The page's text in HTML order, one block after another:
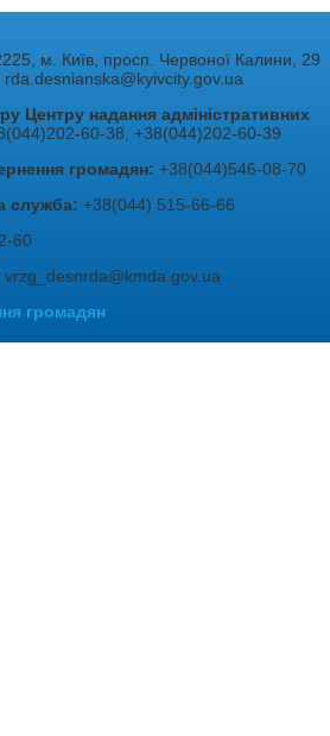
м. Київ, просп. Червоної Калини, 29
rda.desnianska@kyivcity.gov.ua
Центру надання адміністративних
60-38, +38(044)202-60-39
громадян: +38(044)546-08-70
служба: +38(044) 515-66-66
60
vrzg_desnrda@kmda.gov.ua
громадян